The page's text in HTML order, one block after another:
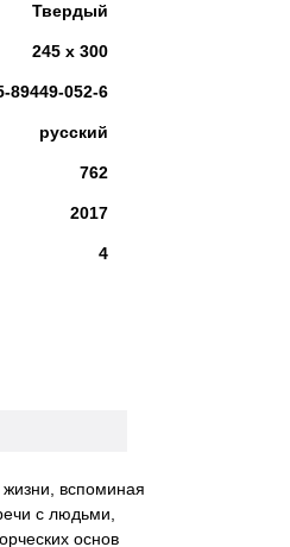
Твердый
245 х 300
89449-052-6
русский
762
2017
4
вспоминая
с людьми,
основ